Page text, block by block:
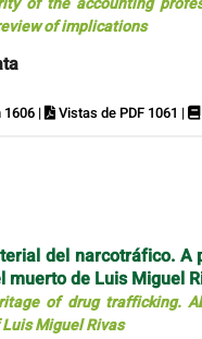
of implications
| Vistas de PDF 1061 |
del narcotráfico. A
muerto de Luis Miguel
of drug trafficking.
Miguel Rivas